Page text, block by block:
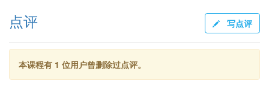
给分
我84”，即使没有投入太多也能获得不错的成绩。
点评 写点评
本课程有 1 位用户曾删除过点评。